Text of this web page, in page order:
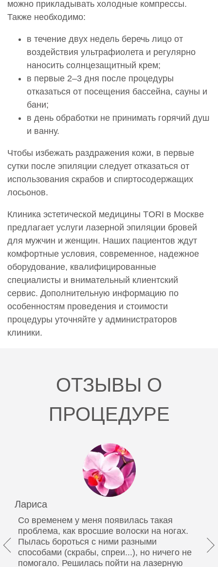
0000792
железы
2 400 руб.
Проведение эпиляции.Эпиляция пальцев ног
2 400 руб.
Проведение эпиляции.Эпиляция пальцев рук
2 400 руб.
0000795
Проведение эпиляции.Эпиляция плеч
7 500 руб.
0000796
6 200 руб.
0000797
Проведение эпиляции.Эпиляция подбородка
3 500 руб.
0000798
Проведение эпиляции.Эпиляция подмышечных
впадин
0000799
10 300 руб.
Проведение эпиляции.Эпиляция спины
0000803
Проведение эпиляции.Эпиляция ушных раковин
2 000 руб.
0000804
Проведение эпиляции.Эпиляция шеи
можно прикладывать холодные компрессы.
Также необходимо:
в течение двух недель беречь лицо от
воздействия ультрафиолета и регулярно
наносить солнцезащитный крем;
в первые 2–3 дня после процедуры
отказаться от посещения бассейна, сауны и
бани;
в день обработки не принимать горячий душ
и ванну.
Чтобы избежать раздражения кожи, в первые
сутки после эпиляции следует отказаться от
использования скрабов и спиртосодержащих
лосьонов.
Клиника эстетической медицины TORI в Москве
предлагает услуги лазерной эпиляции бровей
для мужчин и женщин. Наших пациентов ждут
комфортные условия, современное, надежное
оборудование, квалифицированные
специалисты и внимательный клиентский
сервис. Дополнительную информацию по
особенностям проведения и стоимости
процедуры уточняйте у администраторов
клиники.
ОТЗЫВЫ О
ПРОЦЕДУРЕ
Лариса
Со временем у меня появилась такая
проблема, как вросшие волоски на ногах.
Пылась бороться с ними разными
способами (скрабы, спреи...), но ничего не
помогало. Решилась пойти на лазерную